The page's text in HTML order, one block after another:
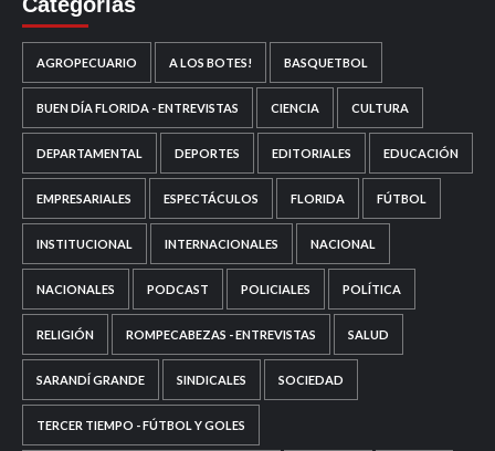
AGROPECUARIO A LOS BOTES! BASQUETBOL
BUEN DÍA FLORIDA - ENTREVISTAS CIENCIA CULTURA
DEPARTAMENTAL DEPORTES EDITORIALES EDUCACIÓN
EMPRESARIALES ESPECTÁCULOS FLORIDA FÚTBOL
INSTITUCIONAL INTERNACIONALES NACIONAL
NACIONALES PODCAST POLICIALES POLÍTICA
RELIGIÓN ROMPECABEZAS - ENTREVISTAS SALUD
SARANDÍ GRANDE SINDICALES SOCIEDAD
TERCER TIEMPO - FÚTBOL Y GOLES